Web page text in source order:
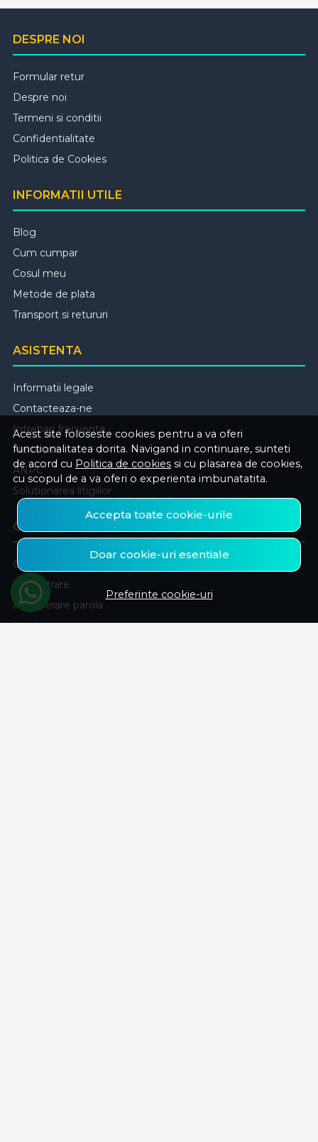
Acest site foloseste cookies pentru a va oferi
functionalitatea dorita. Navigand in continuare, sunteti
de acord cu Politica de cookies si cu plasarea de cookies,
cu scopul de a va oferi o experienta imbunatatita.
Accepta toate cookie-urile
Doar cookie-uri esentiale
Preferinte cookie-uri
DESPRE NOI
Formular retur
Despre noi
Termeni si conditii
Confidentialitate
Politica de Cookies
INFORMATII UTILE
Blog
Cum cumpar
Cosul meu
Metode de plata
Transport si retururi
ASISTENTA
Informatii legale
Contacteaza-ne
Intrebari frecvente
Harta site
ANPC
Solutionarea litigiilor
CONT CLIENT
Contul meu
Inregistrare
Recuperare parola
Istoric comenzi